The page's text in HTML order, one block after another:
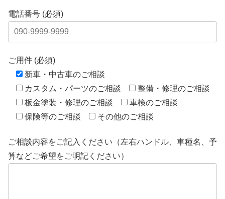
電話番号 (必須)
ご用件 (必須)
新車・中古車のご相談
カスタム・パーツのご相談
整備・修理のご相談
板金塗装・修理のご相談
車検のご相談
保険等のご相談
その他のご相談
ご相談内容をご記入ください（左右ハンドル、車種名、予
算などご希望をご明記ください）